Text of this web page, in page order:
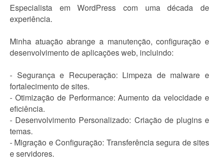
Especialista em WordPress com uma década de
experiência.
Minha atuação abrange a manutenção, configuração e
desenvolvimento de aplicações web, incluindo:
- Segurança e Recuperação: Limpeza de malware e
fortalecimento de sites.
- Otimização de Performance: Aumento da velocidade e
eficiência.
- Desenvolvimento Personalizado: Criação de plugins e
temas.
- Migração e Configuração: Transferência segura de sites
e servidores.